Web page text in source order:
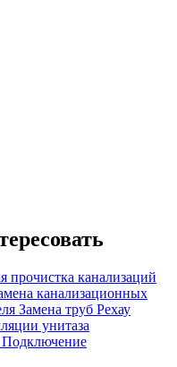
прочистка канализаций
канализационных
Замена труб Рехау
унитаза
Подключение